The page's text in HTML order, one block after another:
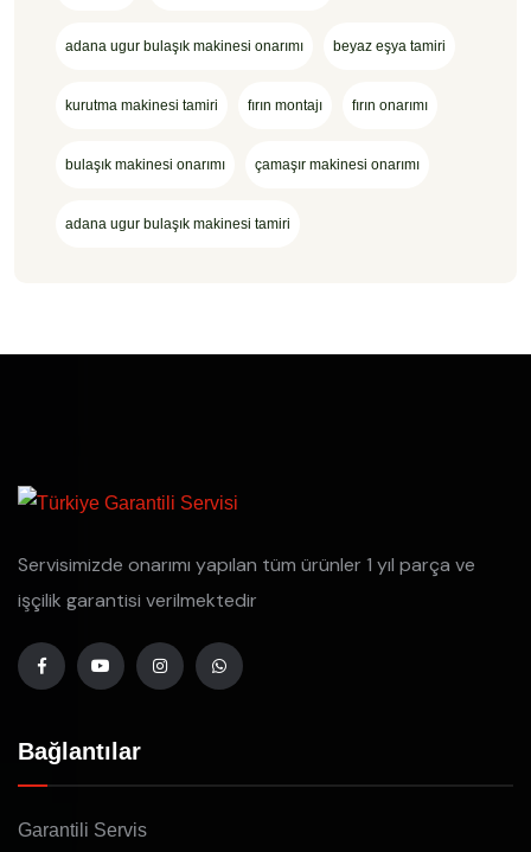
adana ugur bulaşık makinesi onarımı beyaz eşya tamiri
kurutma makinesi tamiri fırın montajı fırın onarımı
bulaşık makinesi onarımı çamaşır makinesi onarımı
adana ugur bulaşık makinesi tamiri
Servisimizde onarımı yapılan tüm ürünler 1 yıl parça ve
işçilik garantisi verilmektedir
Bağlantılar
Garantili Servis